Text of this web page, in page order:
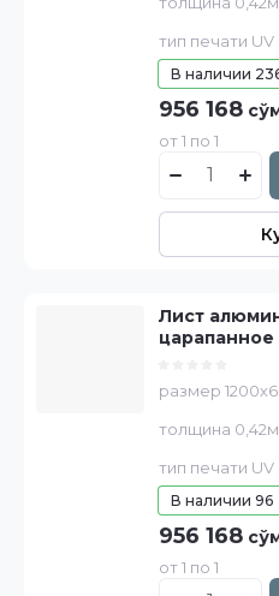
тип печати UV
В наличии
956 168
от 1 по 1
Лист
царапанное
размер
толщина
тип печати UV
В наличии 96
956 168
от 1 по 1